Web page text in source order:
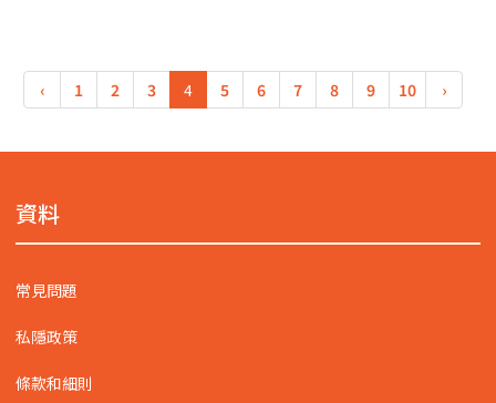
‹ 1 2 3 4 5 6 7 8 9 10 ›
資料
常見問題
私隱政策
條款和細則